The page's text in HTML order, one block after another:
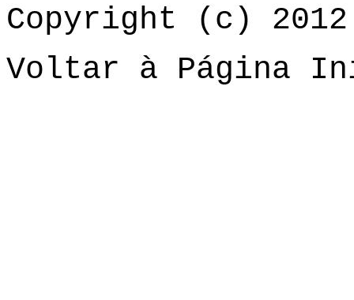
Copyright (c) 2012
Voltar à Página